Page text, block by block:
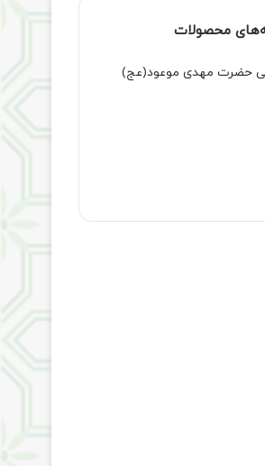
محصولات
حضرت مهدی موعود(عج)